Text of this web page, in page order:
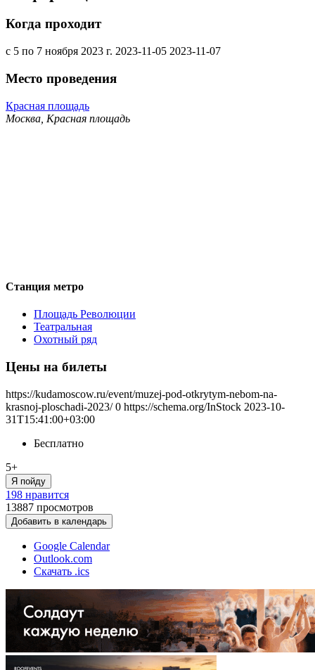
Когда проходит
с 5 по 7 ноября 2023 г. 2023-11-05 2023-11-07
Место проведения
Красная площадь
Москва, Красная площадь
Станция метро
Площадь Революции
Театральная
Охотный ряд
Цены на билеты
https://kudamoscow.ru/event/muzej-pod-otkrytym-nebom-na-
krasnoj-ploschadi-2023/ 0 https://schema.org/InStock 2023-10-
31T15:41:00+03:00
Бесплатно
5+
Я пойду
198 нравится
13887 просмотров
Добавить в календарь
Google Calendar
Outlook.com
Скачать .ics